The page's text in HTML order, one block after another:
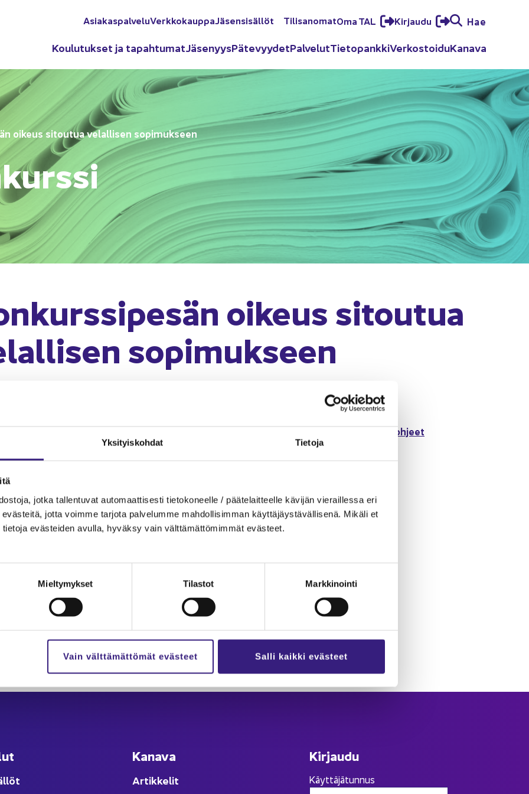
Yk­si­tyis­koh­dat Tie­to­ja
jotka tal­len­tu­vat au­to­maat­ti­ses­ti tie­to­ko­neel­le / pää­te­lait­teel­le kä­vi­jän vie­rail­les­sa eri
jotta voim­me tar­jo­ta pal­ve­lum­me mah­dol­li­sim­man käyt­tä­jäys­tä­väl­li­se­nä. Mi­kä­li et
eväs­tei­den avul­la, hy­väk­sy vain vält­tä­mät­tö­mim­mät eväs­teet.
Mieltymykset Tilastot Markkinointi
Vain välttämättömät evästeet Salli kaikki evästeet
Asia­kas­pal­ve­luVerk­ko­kaup­paJä­sen­si­säl­löt Ti­li­sa­no­matOma TAL Kir­jau­du Hae
Kou­lu­tuk­set ja ta­pah­tu­matJä­se­nyysPä­te­vyy­detPal­ve­lutTie­to­pank­kiVer­kos­toi­duKa­na­va
oi­keus si­tou­tua ve­lal­li­sen so­pi­muk­seen
oi­keus si­tou­tua
so­pi­muk­seen
lue oh­jeet
si­sään
Ka­na­va
Ar­tik­ke­lit
Kir­jau­du
Käyttäjätunnus